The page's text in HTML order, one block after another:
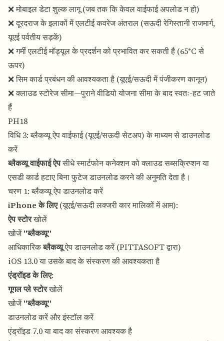
❌ मोबाइल डेटा शुल्क लागू (जब तक कि केवल वाईफाई अपलोड न हो)
❌ दूरदराज के इलाकों में एलटीई कवरेज अंतराल (सऊदी रेगिस्तानी राजमार्ग,
यूएई पर्वतीय सड़कें)
❌ गर्मी एलटीई मॉड्यूल के प्रदर्शन को प्रभावित कर सकती है (65°C से
ऊपर)
❌ सिम कार्ड प्रबंधन की आवश्यकता है (यूएई/सऊदी में पंजीकरण कानून)
❌ क्लाउड स्टोरेज सीमा—पुराने वीडियो योजना सीमा के बाद स्वतः-हट जाते
हैं
PH18
विधि 3: ब्लैकव्यू ऐप वाईफाई (यूएई/सऊदी सेटअप) के माध्यम से डाउनलोड
करें
ब्लैकव्यू वाईफाई ऐपसीधे स्मार्टफोन कनेक्शन को क्लाउड सब्सक्रिप्शन या
एसडी कार्ड हटाए बिना फुटेज डाउनलोड करने की अनुमति देता है।
चरण 1: ब्लैकव्यू ऐप डाउनलोड करें
iPhone के लिए(यूएई/सऊदी लक्जरी कार मालिकों में आम):
ऐप स्टोरखोलें
खोजें"ब्लैकव्यू"
आधिकारिकब्लैकव्यूऐप डाउनलोड करें (PITTASOFT द्वारा)
iOS 13.0 या उसके बाद के संस्करण की आवश्यकता है
एंड्रॉइड के लिए:
गूगल प्ले स्टोरखोलें
खोजें"ब्लैकव्यू"
डाउनलोड करें और इंस्टॉल करें
एंड्रॉइड 7.0 या बाद का संस्करण आवश्यक है